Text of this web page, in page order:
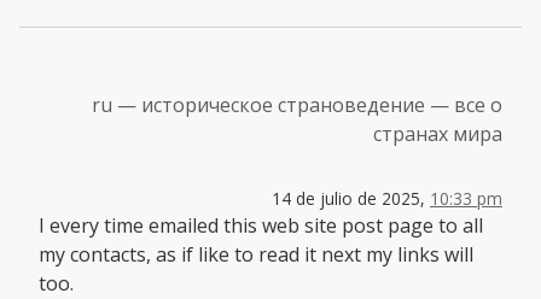
ru — историческое страноведение — все о
странах мира
14 de julio de 2025, 10:33 pm
I every time emailed this web site post page to all
my contacts, as if like to read it next my links will
too.